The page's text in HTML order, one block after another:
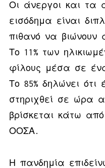
Οι άνεργοι και τα
εισόδημα είναι
πιθανό να βιώνουν
Το 11% των
φίλους μέσα σε
Το 85% δηλώνει ότι
στηριχθεί σε ώρα
βρίσκεται κάτω
ΟΟΣΑ.
Η πανδημία